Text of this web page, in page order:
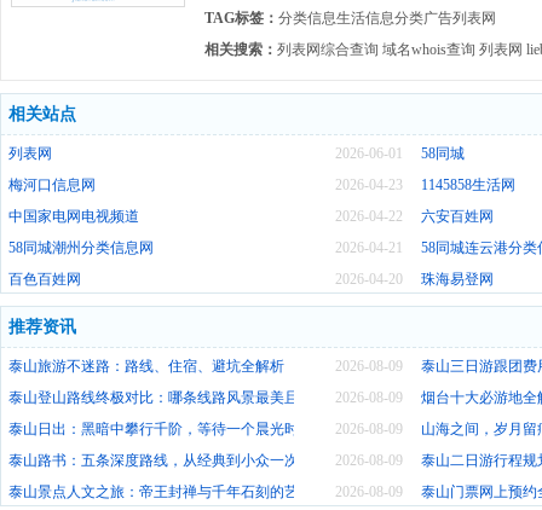
TAG标签： 分类信息生活信息分类广告列表网
相关搜索： 列表网综合查询 域名whois查询 列表网
相关站点
2026-06-01
列表网
58同城
2026-04-23
梅河口信息网
1145858生活网
2026-04-22
中国家电网电视频道
六安百姓网
2026-04-21
58同城潮州分类信息网
58同城连云港分类
2026-04-20
百色百姓网 珠海易登网
推荐资讯
2026-08-09
泰山旅游不迷路：路线、住宿、避坑全解析
泰山三日游跟团
2026-08-09
泰山登山路线终极对比：哪条线路风景最美且省力？
烟台十大必游地
2026-08-09
泰山日出：黑暗中攀行千阶，等待一个晨光时刻
山海之间，岁月
2026-08-09
泰山路书：五条深度路线，从经典到小众一次说清
泰山二日游行程
2026-08-09
泰山景点人文之旅：帝王封禅与千年石刻的艺术殿堂 泰山门票网上预